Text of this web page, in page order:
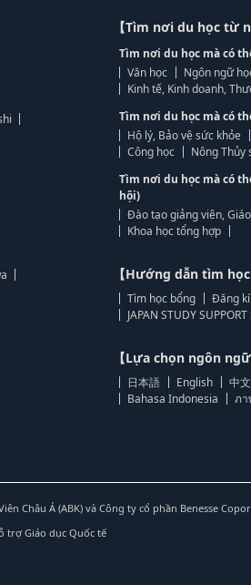
【Tìm nơi du học từ
Tìm nơi du học mà có
Văn học
Ngôn ngữ
Kinh tế, Kinh doanh,
Tìm nơi du học mà có
Hộ lý, Bảo vệ sức khỏe
Công học
Nông Thủy
Tìm nơi du học mà có
hội)
Đào tạo giảng viên,
Khoa học tổng hợp
【Hướng dẫn tìm học
Tìm học bổng
Đăng
JAPAN STUDY
【Lựa chọn ngôn ngữ
日本語 English 中
Bahasa Indonesia
ภา
Châu Á (ABK) và Công ty cổ phần Benesse
trợ Giáo dục Quốc tế